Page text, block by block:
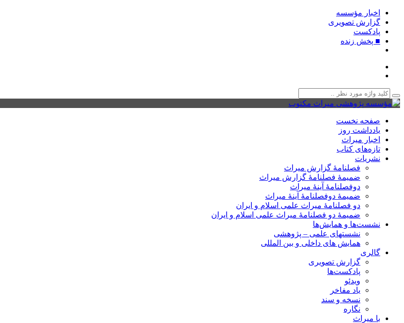
اخبار مؤسسه
گزارش تصویری
پادکست‌
■ پخش زنده
صفحه نخست
یادداشت روز
اخبار میراث
تازه‌های کتاب
نشریات
فصلنامۀ گزارش میراث
ضمیمۀ فصلنامۀ گزارش میراث
دوفصلنامۀ آینۀ میراث
ضمیمۀ دوفصلنامۀ آینۀ میراث
دو فصلنامۀ میراث علمی اسلام و ایران
ضمیمۀ دو فصلنامۀ میراث علمی اسلام و ایران
نشست‌ها و همایش‌ها
نشستهای علمی – پژوهشی
همایش های داخلی و بین المللی
گالری
گزارش تصویری
پادکست‌ها
ویدئو
یاد مفاخر
نسخه و سند
نگاره
با میراث